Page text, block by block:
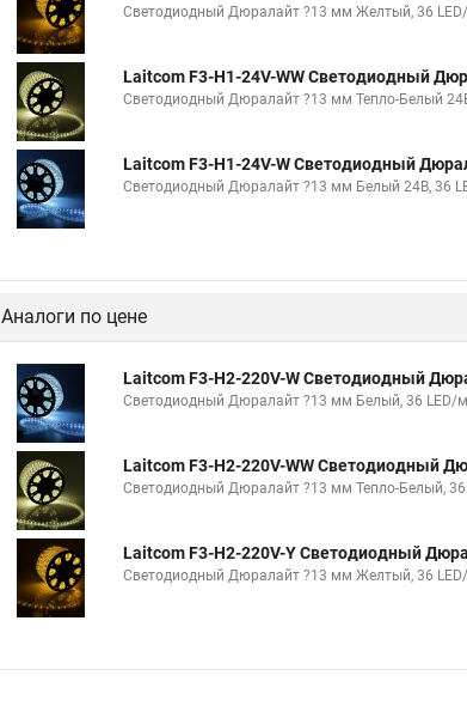
Светодиодный Дюралайт ?13 мм Желтый, 36 LED/
Laitcom F3-H1-24V-WW Светодиодный
Светодиодный Дюралайт ?13 мм Тепло-Белый
Laitcom F3-H1-24V-W Светодиодный
Светодиодный Дюралайт ?13 мм Белый 24В, 36
Аналоги по цене
Laitcom F3-H2-220V-W Светодиодный
Светодиодный Дюралайт ?13 мм Белый, 36 LED/
Laitcom F3-H2-220V-WW Светодиодный
Светодиодный Дюралайт ?13 мм Тепло-Белый, 36
Laitcom F3-H2-220V-Y Светодиодный
Светодиодный Дюралайт ?13 мм Желтый, 36 LED/